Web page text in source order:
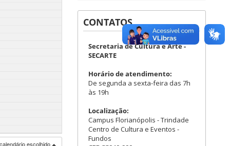
escolhido
CONTATOS
Secretaria de Cultura e Arte -
SECARTE
Horário de atendimento:
De segunda a sexta-feira das 7h
às 19h
Localização:
Campus Florianópolis - Trindade
Centro de Cultura e Eventos -
Fundos